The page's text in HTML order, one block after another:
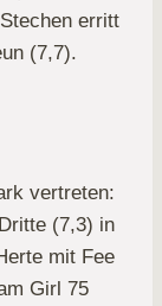
erritt
(7,7).
vertreten:
(7,3) in
mit Fee
Girl 75